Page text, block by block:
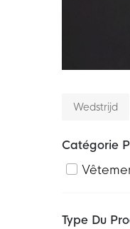
Wedstrijd
Catégorie
Type Du